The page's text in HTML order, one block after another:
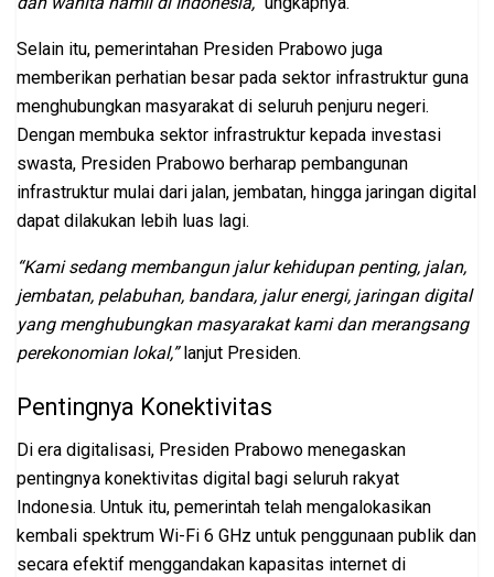
Selain itu, pemerintahan Presiden Prabowo juga
memberikan perhatian besar pada sektor infrastruktur guna
menghubungkan masyarakat di seluruh penjuru negeri.
Dengan membuka sektor infrastruktur kepada investasi
swasta, Presiden Prabowo berharap pembangunan
infrastruktur mulai dari jalan, jembatan, hingga jaringan digital
dapat dilakukan lebih luas lagi.
“Kami sedang membangun jalur kehidupan penting, jalan,
jembatan, pelabuhan, bandara, jalur energi, jaringan digital
yang menghubungkan masyarakat kami dan merangsang
perekonomian lokal,”lanjut Presiden.
Pentingnya Konektivitas
Di era digitalisasi, Presiden Prabowo menegaskan
pentingnya konektivitas digital bagi seluruh rakyat
Indonesia. Untuk itu, pemerintah telah mengalokasikan
kembali spektrum Wi-Fi 6 GHz untuk penggunaan publik dan
secara efektif menggandakan kapasitas internet di